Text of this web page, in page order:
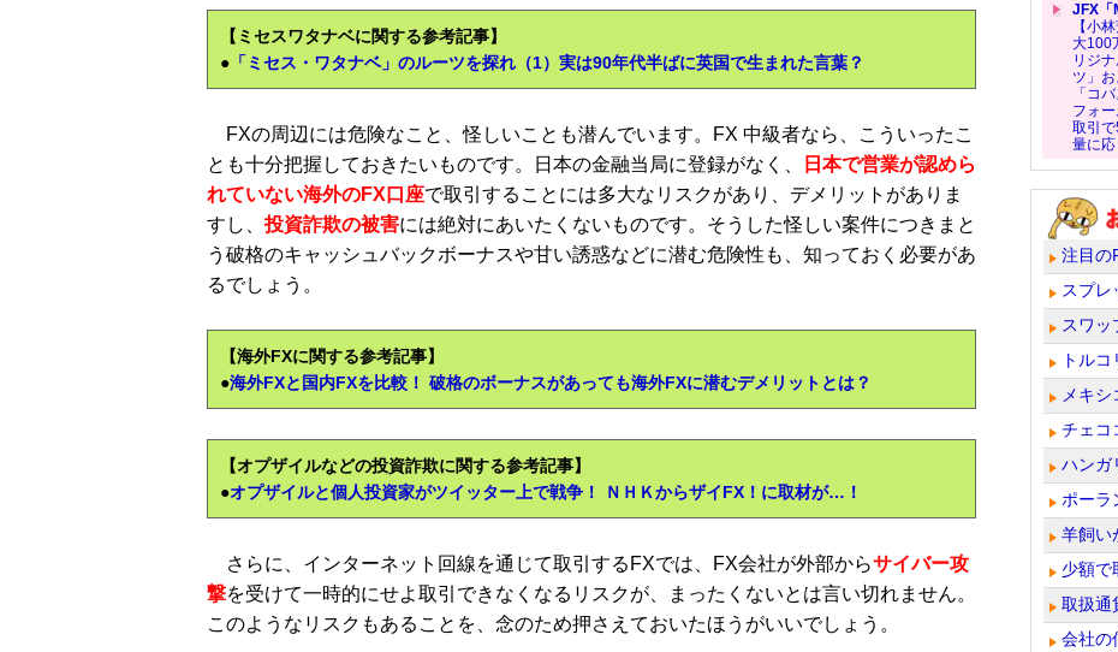
【ミセスワタナベに関する参考記事】
● 「ミセス・ワタナベ」のルーツを探れ（1）実は90年代半ばに英国で生まれた言葉？
FXの周辺には危険なこと、怪しいことも潜んでいます。FX 中級者なら、こういったこ
とも十分把握しておきたいものです。日本の金融当局に登録がなく、
日本で営業が認めら
れていない海外のFX口座で取引することには多大なリスクがあり、デメリットがありま
すし、投資詐欺の被害には絶対にあいたくないものです。そうした怪しい案件につきまと
う破格のキャッシュバックボーナスや甘い誘惑などに潜む危険性も、知っておく必要があ
るでしょう。
【海外FXに関する参考記事】
●海外FXと国内FXを比較！ 破格のボーナスがあっても海外FXに潜むデメリットとは？
【オプザイルなどの投資詐欺に関する参考記事】
●オプザイルと個人投資家がツイッター上で戦争！ ＮＨＫからザイFX！に取材が…！
さらに、インターネット回線を通じて取引するFXでは、FX会社が外部からサイバー攻
撃を受けて一時的にせよ取引できなくなるリスクが、まったくないとは言い切れません。
このようなリスクもあることを、念のため押さえておいたほうがいいでしょう。
JFX「
【小
大100
リジ
ツ」
「コ
フォ
取引で
量に
注目の
スプレ
スワッ
トル
メキ
チェコ
ハンガ
ポーラ
羊飼い
少額で
取扱通
会社の